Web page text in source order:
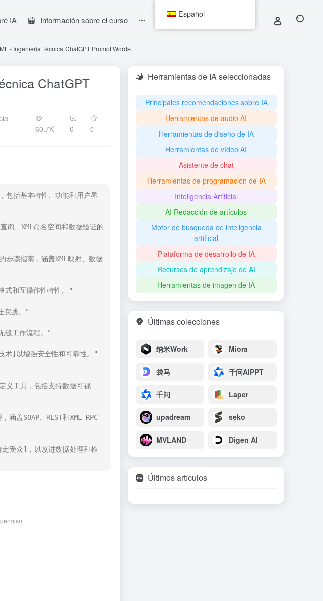
IA Información sobre el curso
- Ingeniería Técnica ChatGPT Prompt Words
ChatGPT
60.7K 0 0
括基本特性、功能和用户界
、XML命名空间和数据验证的
骤指南，涵盖XML映射、数据
式和互操作性特性。"
实践。"
缝工作流程。"
]以增强安全性和可靠性。"
义工具，包括支持数据可视
盖SOAP、REST和XML-RPC
受众]，以改进数据处理和检
Herramientas de IA seleccionadas
Principales recomendaciones sobre IA
Herramientas de audio AI
Herramientas de diseño de IA
Herramientas de vídeo AI
Asistente de chat
Herramientas de programación de IA
Inteligencia Artificial
AI Redacción de artículos
Motor de búsqueda de inteligencia
artificial
Plataforma de desarrollo de IA
Recursos de aprendizaje de AI
Herramientas de imagen de IA
Últimas colecciones
纳米Work Miora
袋马 千问AIPPT
千问 Laper
upadream seko
MVLAND Digen AI
Últimos artículos
Español